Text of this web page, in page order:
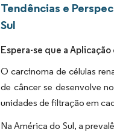
Tendências e
Sul
Espera-se que a
O carcinoma de células
de câncer se desenvolve
unidades de filtração em
Na América do Sul, a